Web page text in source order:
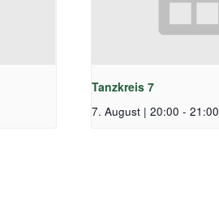
Tanzkreis 7
7. August | 20:00 - 21:00